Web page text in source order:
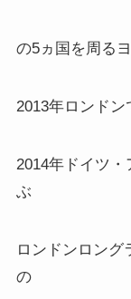
の5ヵ国を周る
2013年ロンド
2014年ドイツ・
ぶ
ロンドンロング
の